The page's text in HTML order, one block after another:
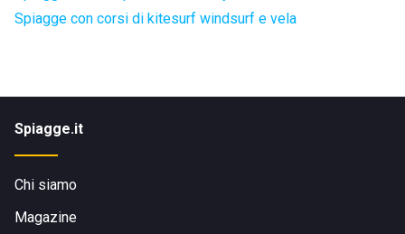
Spiagge con corsi di kitesurf windsurf e vela
Spiagge.it
Chi siamo
Magazine